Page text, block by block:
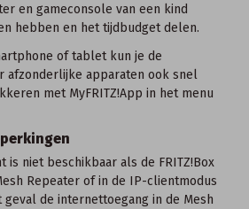
en gameconsole van een kind
hebben en het tijdbudget delen.
of tablet kun je de
afzonderlijke apparaten ook snel
met MyFRITZ!App in het menu
is niet beschikbaar als de FRITZ!Box
Repeater of in de IP-clientmodus
geval de internettoegang in de Mesh